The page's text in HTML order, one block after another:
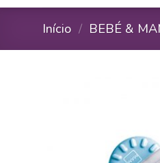
Início / BEBÉ &